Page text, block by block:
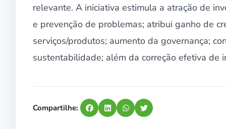
relevante. A iniciativa estimula a atração de
e prevenção de problemas; atribui ganho de
serviços/produtos; aumento da governança;
sustentabilidade; além da correção efetiva de
Compartilhe: